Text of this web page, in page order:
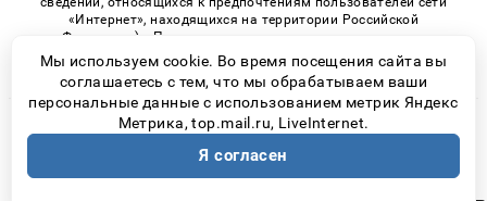
«Интернет», находящихся на территории Российской
Федерации)». Правила применения рекомендательных
технологий в виджетах рекламно-обменной сети
«СМИ2» (PDF)
© 2026 «ProGorodSamara» | Все права защищены
Возрастная категория сайта 16+
Политика конфиденциальности
Мы используем cookie. Во время посещения сайта вы
соглашаетесь с тем, что мы обрабатываем ваши
персональные данные с использованием метрик Яндекс
Метрика, top.mail.ru, LiveInternet.
Я согласен